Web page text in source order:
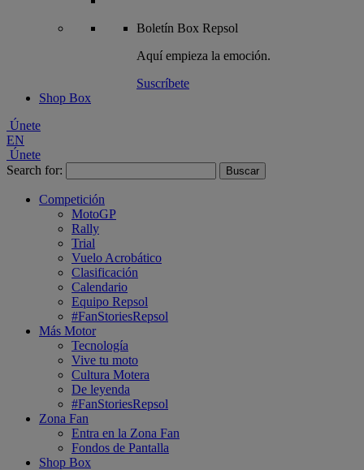
Boletín Box Repsol
Aquí empieza la emoción.
Suscríbete
Shop Box
Únete
EN
Únete
Search for:
Competición
MotoGP
Rally
Trial
Vuelo Acrobático
Clasificación
Calendario
Equipo Repsol
#FanStoriesRepsol
Más Motor
Tecnología
Vive tu moto
Cultura Motera
De leyenda
#FanStoriesRepsol
Zona Fan
Entra en la Zona Fan
Fondos de Pantalla
Shop Box